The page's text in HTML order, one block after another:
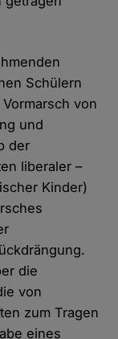
Schülern
von
und
der
liberaler –
Kinder)
die
von
zum Tragen
eines